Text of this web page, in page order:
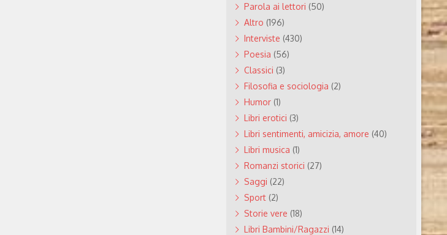
Parola ai lettori (50)
Altro (196)
Interviste (430)
Poesia (56)
Classici (3)
Filosofia e sociologia (2)
Humor(1)
Libri erotici (3)
Libri sentimenti, amicizia, amore (40)
Libri musica (1)
Romanzi storici (27)
Saggi (22)
Sport(2)
Storie vere (18)
Libri Bambini/Ragazzi (14)